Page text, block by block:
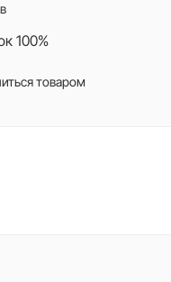
100%
товаром